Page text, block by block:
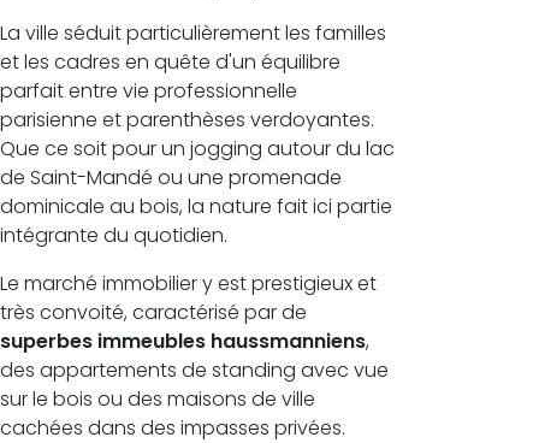
La ville séduit particulièrement les familles
et les cadres en quête d'un équilibre
parfait entre vie professionnelle
parisienne et parenthèses verdoyantes.
Que ce soit pour un jogging autour du lac
de Saint-Mandé ou une promenade
dominicale au bois, la nature fait ici partie
intégrante du quotidien.
Le marché immobilier y est prestigieux et
très convoité, caractérisé par de
superbes immeubles haussmanniens,
des appartements de standing avec vue
sur le bois ou des maisons de ville
cachées dans des impasses privées.